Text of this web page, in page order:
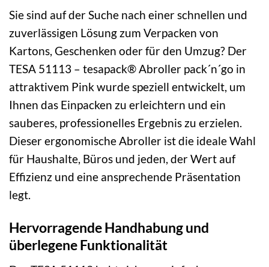
Sie sind auf der Suche nach einer schnellen und
zuverlässigen Lösung zum Verpacken von
Kartons, Geschenken oder für den Umzug? Der
TESA 51113 – tesapack® Abroller pack´n´go in
attraktivem Pink wurde speziell entwickelt, um
Ihnen das Einpacken zu erleichtern und ein
sauberes, professionelles Ergebnis zu erzielen.
Dieser ergonomische Abroller ist die ideale Wahl
für Haushalte, Büros und jeden, der Wert auf
Effizienz und eine ansprechende Präsentation
legt.
Hervorragende Handhabung und
überlegene Funktionalität